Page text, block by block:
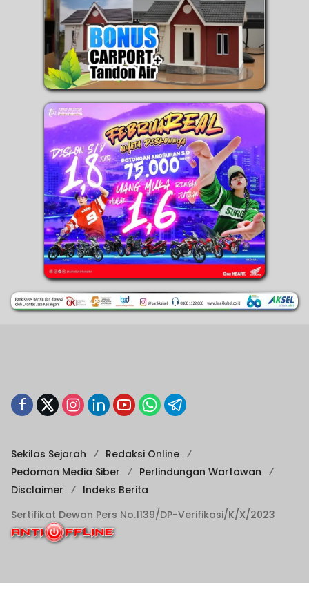
Sekilas Sejarah
Redaksi Online
Pedoman Media Siber
Perlindungan Wartawan
Disclaimer
Indeks Berita
Sertifikat Dewan Pers No.1139/DP-Verifikasi/K/X/2023